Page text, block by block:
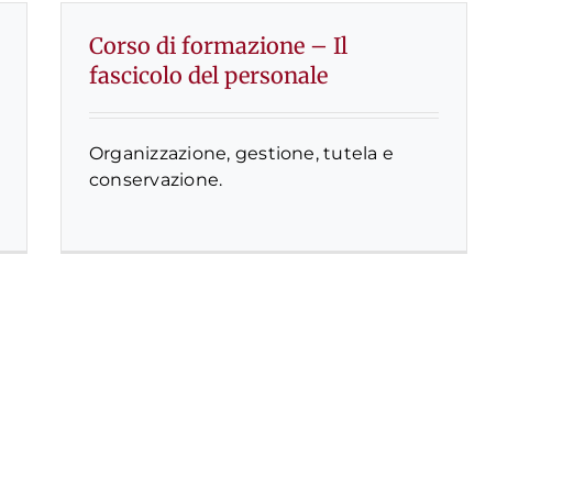
Corso di formazione – Il
fascicolo del personale
Organizzazione, gestione, tutela e
conservazione.